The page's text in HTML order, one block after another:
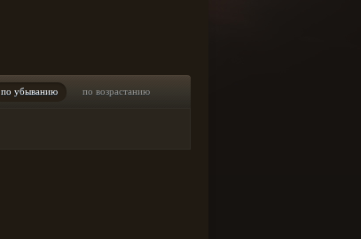
по убыванию по возрастанию